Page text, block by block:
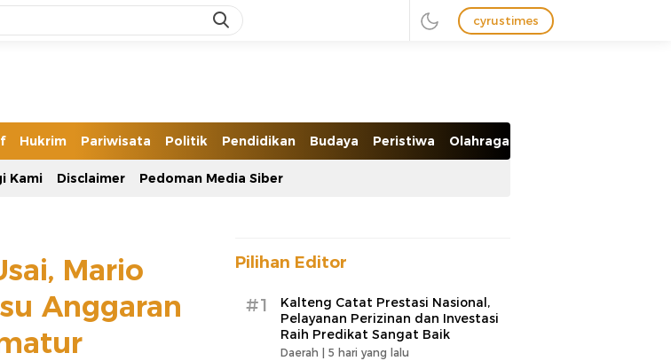
cyrustimes
Hukrim Pariwisata Politik Pendidikan Budaya Peristiwa Olahraga
Kami Disclaimer Pedoman Media Siber
Mario
Anggaran
Pilihan Editor
#1
Kalteng Catat Prestasi Nasional,
Pelayanan Perizinan dan Investasi
Raih Predikat Sangat Baik
Daerah | 5 hari yang lalu